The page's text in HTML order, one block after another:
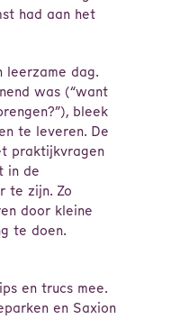
had aan het
leerzame dag.
was (“want
bleek
te leveren. De
praktijkvragen
in de
te zijn. Zo
door kleine
te doen.
en trucs mee.
en Saxion